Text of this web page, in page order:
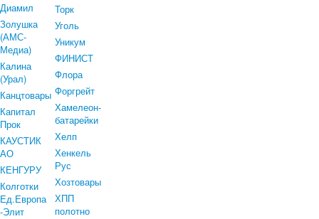
Диамил
Золушка
(АМС-
Медиа)
Калина
(Урал)
Канцтовары
Капитал
Прок
КАУСТИК
АО
КЕНГУРУ
Колготки
Ед.Европа
-Элит
Торк
Уголь
Уникум
ФИНИСТ
Флора
Форгрейт
Хамелеон-
батарейки
Хелп
Хенкель
Рус
Хозтовары
ХПП
полотно